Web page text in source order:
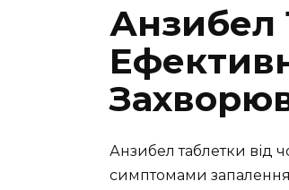
Анзибел
Анзибел таблетки від
симптомами